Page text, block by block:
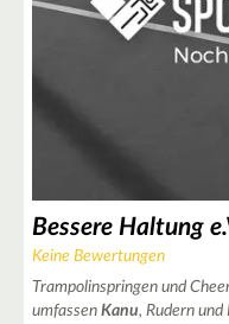
Bessere Haltung
Keine Bewertungen
Trampolinspringen und
umfassen Kanu, Rudern
2
3